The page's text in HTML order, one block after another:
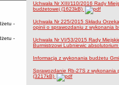
-
-
Uchwała Nr XIII/110/2016 Rady
budżetowej (1623kB)
Uchwała Nr 225/2015 Składu
opinii o sprawozdaniu z wykonania
Uchwała Nr VI/53/2015 Rady
Burmistrzowi Lubniewic
Informacja z wykonania budżetu
Sprawozdanie Rb-27S z
(3217kB)